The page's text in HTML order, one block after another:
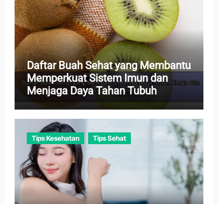
Daftar Buah Sehat yang Membantu
Memperkuat Sistem Imun dan
Menjaga Daya Tahan Tubuh
Tips Kesehatan Tips Sehat